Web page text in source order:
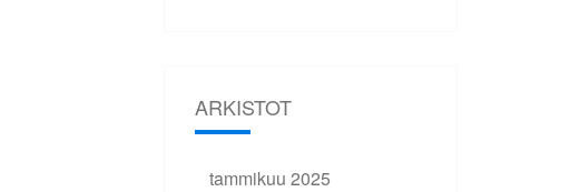
ARKISTOT
tammikuu 2025